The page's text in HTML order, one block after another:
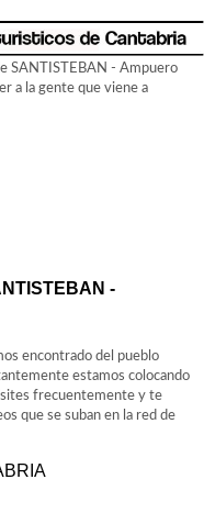
SANTISTEBAN - Ampuero
a la gente que viene a
-
encontrado del pueblo
estamos colocando
frecuentemente y te
que se suban en la red de